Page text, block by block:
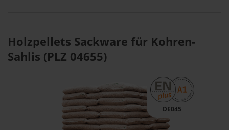
Holzpellets Sackware für Kohren-
Sahlis (PLZ 04655)
DE045